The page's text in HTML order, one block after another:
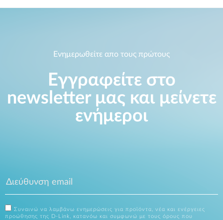
FAQs
Support Portal
Ενημερωθείτε απο τους πρώτους
Εγγραφείτε στο
newsletter μας και μείνετε
ενήμεροι
Συναινώ να λαμβάνω ενημερώσεις για προϊόντα, νέα και ενέργειες
προώθησης της D-Link, κατανόω και συμφωνώ με τους όρους που